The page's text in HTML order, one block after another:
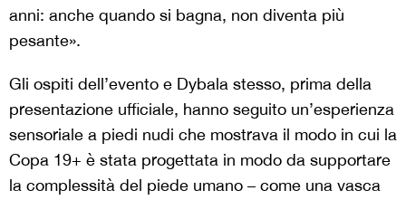
anni: anche quando si bagna, non diventa più
pesante».
Gli ospiti dell’evento e Dybala stesso, prima della
presentazione ufficiale, hanno seguito un’esperienza
sensoriale a piedi nudi che mostrava il modo in cui la
Copa 19+ è stata progettata in modo da supportare
la complessità del piede umano – come una vasca